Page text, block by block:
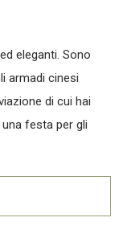
eleganti. Sono
armadi cinesi
di cui hai
festa per gli